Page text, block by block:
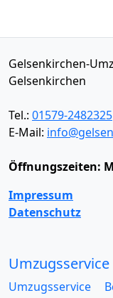
Gelsenkirchen-
Gelsenkirchen
Tel.: 01579-2482325
E-Mail:
Öffnungszeiten:
Impressum
Datenschutz
Umzugsservice
Umzugsservice